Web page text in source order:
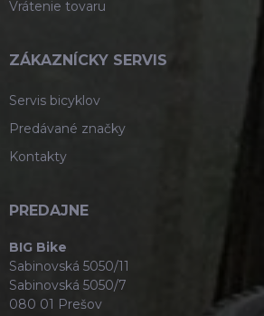
Vrátenie tovaru
ZÁKAZNÍCKY SERVIS
Servis bicyklov
Predávané značky
Kontakty
PREDAJNE
BIG Bike
Sabinovská 5050/11
Sabinovská 5050/7
080 01 Prešov